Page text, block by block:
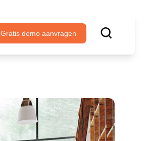
Gratis demo aanvragen